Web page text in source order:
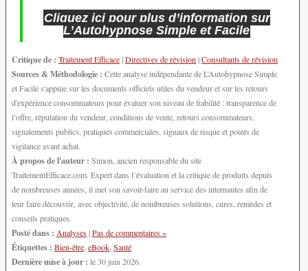
Cliquez ici pour plus d’information sur
L’Autohypnose Simple et Facile
Critique de : Traitement Efficace|Directives de révision|Consultants de révision
Sources & Méthodologie : Cette analyse indépendante de L’Autohypnose Simple
et Facile s'appuie sur les documents officiels utiles du vendeur et sur les retours
d'expérience consommateurs pour évaluer son niveau de fiabilité : transparence de
l’offre, réputation du vendeur, conditions de vente, retours consommateurs,
signalements publics, pratiques commerciales, signaux de risque et points de
vigilance avant achat.
À propos de l'auteur : Simon, ancien responsable du site
TraitementEfficace.com. Expert dans l’évaluation et la critique de produits depuis
de nombreuses années, il met son savoir-faire au service des internautes afin de
leur faire découvrir, avec objectivité, de nombreuses solutions, cures, remèdes et
conseils pratiques.
Posté dans : Analyses|Pas de commentaires »
Étiquettes : Bien-être,eBook,Santé
Dernière mise à jour : le 30 juin 2026.